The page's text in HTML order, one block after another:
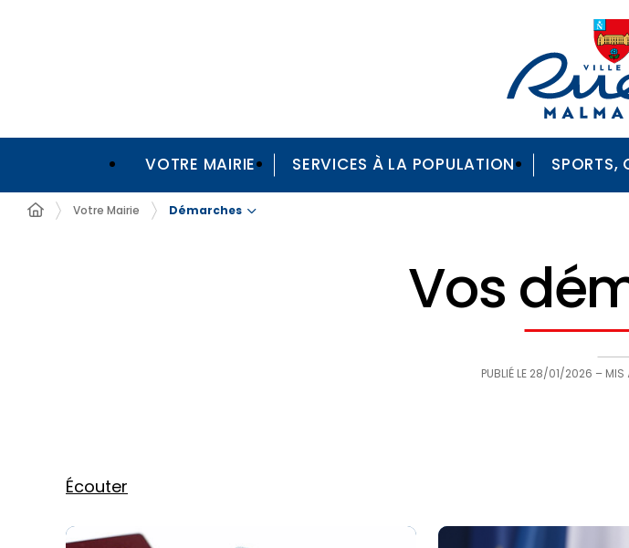
VOTRE MAIRIE SERVICES À LA POPULATION SPORTS,
Votre Mairie Démarches
Vos
PUBLIÉ LE 28/01/2026 – MIS
Écouter